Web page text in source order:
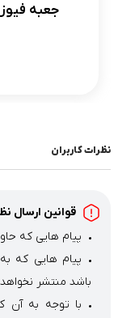
جعبه فیوز 14 تایی فلزی طرح زیمنس
نظرات کاربران
قوانین ارسال
پیام هایی که
پیام هایی که
باشد منتشر
با توجه به آن